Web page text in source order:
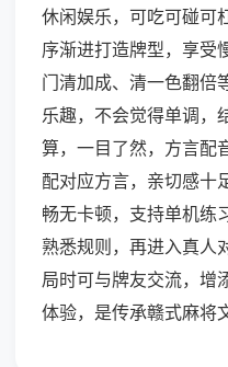
休闲娱乐，可吃可碰可
序渐进打造牌型，享受
门清加成、清一色翻倍
乐趣，不会觉得单调，
算，一目了然，方言配
配对应方言，亲切感十
畅无卡顿，支持单机练
熟悉规则，再进入真人
局时可与牌友交流，增
体验，是传承赣式麻将